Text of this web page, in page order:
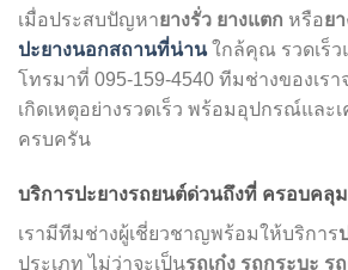
เมื่อประสบปัญหายางรั่ว ยางแตก หรือย
ปะยางนอกสถานที่น่านใกล้คุณ รวดเร็ว
โทรมาที่ 095-159-4540 ทีมช่างของเรา
เกิดเหตุอย่างรวดเร็ว พร้อมอุปกรณ์และ
ครบครัน
บริการปะยางรถยนต์ด่วนถึงที่ ครอบคลุ
เรามีทีมช่างผู้เชี่ยวชาญพร้อมให้บริการ
ประเภท ไม่ว่าจะเป็นรถเก๋ง รถกระบะ ร